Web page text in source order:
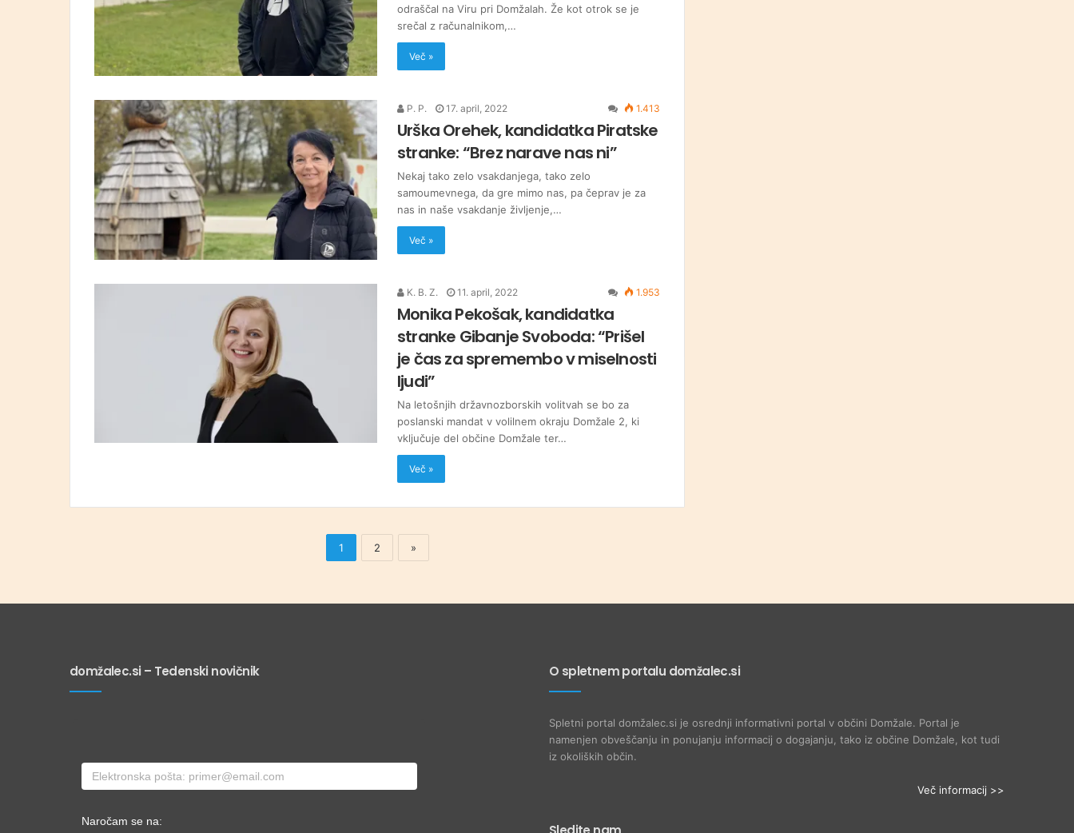
odraščal na Viru pri Domžalah. Že kot otrok se je
srečal z računalnikom,…
Več »
P. P. 17. april, 2022 1.413
Urška Orehek, kandidatka Piratske
stranke: “Brez narave nas ni”
Nekaj tako zelo vsakdanjega, tako zelo
samoumevnega, da gre mimo nas, pa čeprav je za
nas in naše vsakdanje življenje,…
Več »
K. B. Z. 11. april, 2022 1.953
Monika Pekošak, kandidatka
stranke Gibanje Svoboda: “Prišel
je čas za spremembo v miselnosti
ljudi”
Na letošnjih državnozborskih volitvah se bo za
poslanski mandat v volilnem okraju Domžale 2, ki
vključuje del občine Domžale ter…
Več »
1 2 »
domžalec.si – Tedenski novičnik
Naročam se na:
O spletnem portalu domžalec.si
Spletni portal domžalec.si je osrednji informativni portal v občini Domžale. Portal je
namenjen obveščanju in ponujanju informacij o dogajanju, tako iz občine Domžale, kot tudi
iz okoliških občin.
Več informacij >>